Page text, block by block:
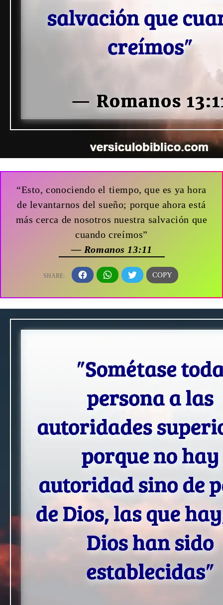
“Esto, conociendo el tiempo, que es ya hora
de levantarnos del sueño; porque ahora está
más cerca de nosotros nuestra salvación que
cuando creímos”
— Romanos 13:11